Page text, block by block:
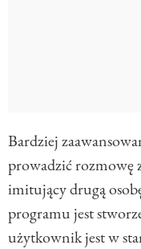
Bardziej
prowadzić
imitujący drugą
programu jest
użytkownik jest w